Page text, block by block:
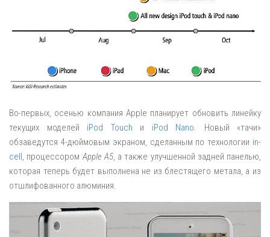
Во-первых, осенью компания Apple планирует обновить линейку
текущих моделей iPod Touch и iPod Nano. Новый «тачи»
обзаведутся 4-дюймовым экраном, сделанным по технологии in-
cell, процессоромApple A5, а также улучшенной задней панелью,
которая теперь будет выполнена не из блестящего метала, а из
отшлифованного алюминия.